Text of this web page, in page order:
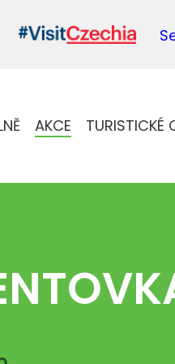
AKCE TURISTICKÉ